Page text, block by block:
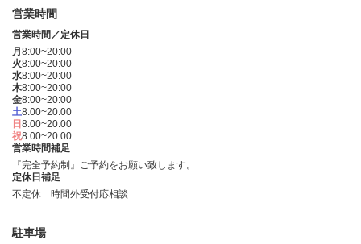
営業時間
営業時間／定休日
月 8:00~20:00
火8:00~20:00
水8:00~20:00
木8:00~20:00
金8:00~20:00
土8:00~20:00
日 8:00~20:00
祝8:00~20:00
営業時間補足
『完全予約制』ご予約をお願い致します。
定休日補足
不定休 時間外受付応相談
駐車場